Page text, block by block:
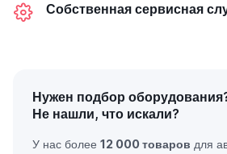
Собственная сервисная
Нужен подбор
Не нашли, что искали?
У нас более 12 000 товаров для